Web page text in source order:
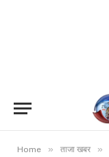
Home » ताजा खबर »